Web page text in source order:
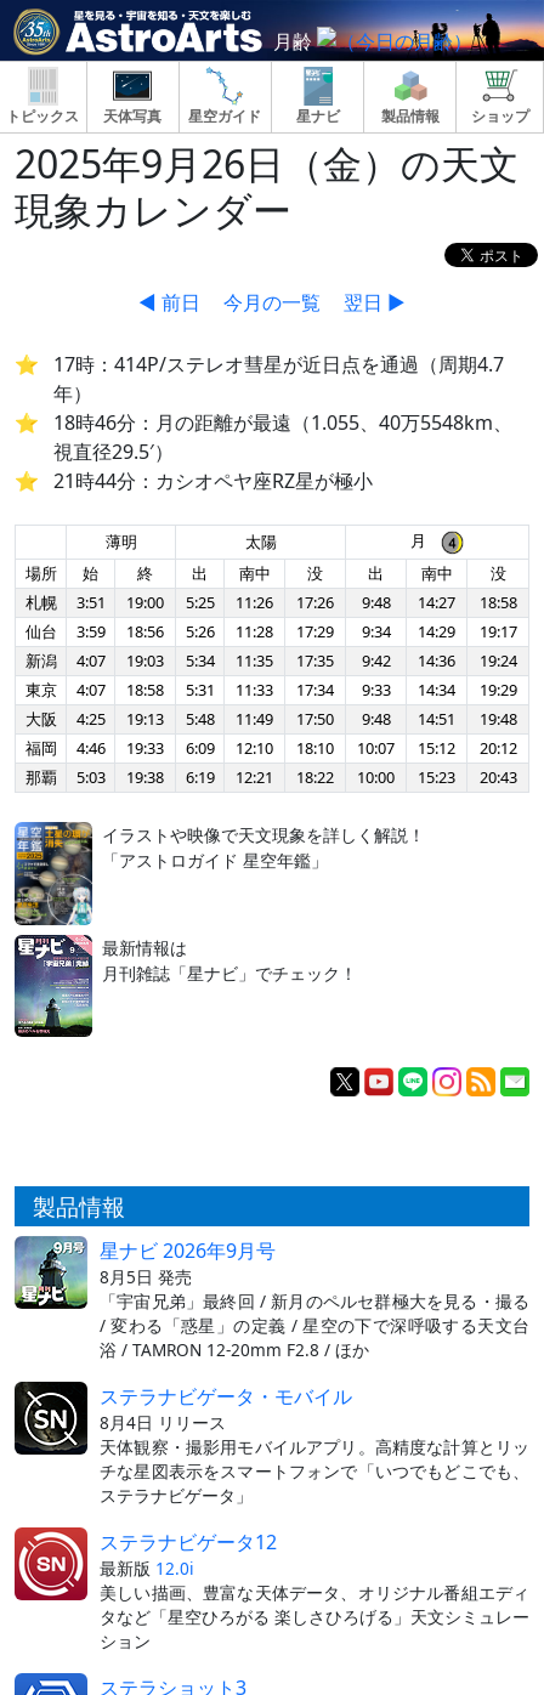
月齢
トピックス 天体写真 星空ガイド 星ナビ 製品情報 ショップ
2025年9月26日（金）の天文
現象カレンダー
◀ 前日 今月の一覧 翌日 ▶
17時：414P/ステレオ彗星が近日点を通過（周期4.7
年）
18時46分：月の距離が最遠（1.055、40万5548km、
視直径29.5′）
21時44分：カシオペヤ座RZ星が極小
薄明 太陽
月
場所
始 終 出 南中 没 出 南中
没
札幌
3:51 19:00 5:25 11:26 17:26 9:48 14:27
18:58
仙台
3:59 18:56 5:26 11:28 17:29 9:34 14:29
19:17
新潟
4:07 19:03 5:34 11:35 17:35 9:42 14:36
19:24
東京
4:07 18:58 5:31 11:33 17:34 9:33 14:34
19:29
大阪
4:25 19:13 5:48 11:49 17:50 9:48 14:51
19:48
福岡
4:46 19:33 6:09 12:10 18:10 10:07 15:12
20:12
那覇
5:03 19:38 6:19 12:21 18:22 10:00 15:23 20:43
イラストや映像で天文現象を詳しく解説！
「アストロガイド 星空年鑑」
最新情報は
月刊雑誌「星ナビ」でチェック！
製品情報
星ナビ 2026年9月号
8月5日 発売
「宇宙兄弟」最終回 / 新月のペルセ群極大を見る・撮る
/ 変わる「惑星」の定義 / 星空の下で深呼吸する天文台
浴 / TAMRON 12-20mm F2.8 / ほか
ステラナビゲータ・モバイル
8月4日 リリース
天体観察・撮影用モバイルアプリ。高精度な計算とリッ
チな星図表示をスマートフォンで「いつでもどこでも、
ステラナビゲータ」
ステラナビゲータ12
最新版 12.0i
美しい描画、豊富な天体データ、オリジナル番組エディ
タなど「星空ひろがる 楽しさひろげる」天文シミュレー
ション
ステラショット3